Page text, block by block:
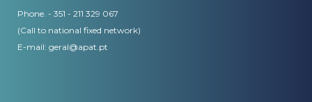
Phone. - 351 - 211 329 067
(Call to national fixed network)
​E-mail: geral@apat.pt